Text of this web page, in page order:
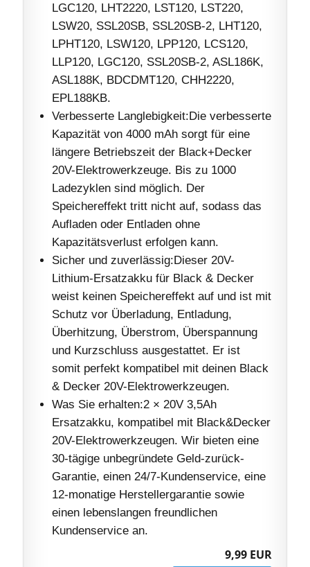
LGC120, LHT2220, LST120, LST220,
LSW20, SSL20SB, SSL20SB-2, LHT120,
LPHT120, LSW120, LPP120, LCS120,
LLP120, LGC120, SSL20SB-2, ASL186K,
ASL188K, BDCDMT120, CHH2220,
EPL188KB.
Verbesserte Langlebigkeit:Die verbesserte
Kapazität von 4000 mAh sorgt für eine
längere Betriebszeit der Black+Decker
20V-Elektrowerkzeuge. Bis zu 1000
Ladezyklen sind möglich. Der
Speichereffekt tritt nicht auf, sodass das
Aufladen oder Entladen ohne
Kapazitätsverlust erfolgen kann.
Sicher und zuverlässig:Dieser 20V-
Lithium-Ersatzakku für Black & Decker
weist keinen Speichereffekt auf und ist mit
Schutz vor Überladung, Entladung,
Überhitzung, Überstrom, Überspannung
und Kurzschluss ausgestattet. Er ist
somit perfekt kompatibel mit deinen Black
& Decker 20V-Elektrowerkzeugen.
Was Sie erhalten:2 × 20V 3,5Ah
Ersatzakku, kompatibel mit Black&Decker
20V-Elektrowerkzeugen. Wir bieten eine
30-tägige unbegründete Geld-zurück-
Garantie, einen 24/7-Kundenservice, eine
12-monatige Herstellergarantie sowie
einen lebenslangen freundlichen
Kundenservice an.
9,99 EUR